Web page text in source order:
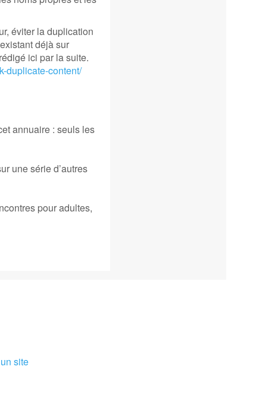
éviter la duplication
déjà sur
ici par la suite.
duplicate-content/
annuaire : seuls les
une série d’autres
pour adultes,
site